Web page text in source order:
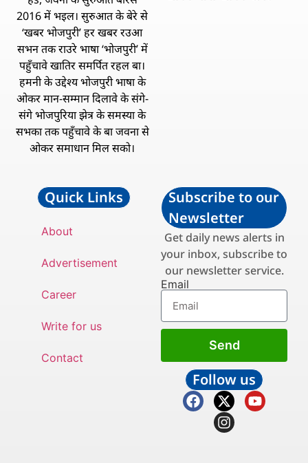
2016 में भइल। सुरुआत के बेरे से
‘खबर भोजपुरी’ हर खबर रउआ
सभन तक राउरे भाषा ‘भोजपुरी’ में
पहुँचावे खातिर समर्पित रहल बा।
हमनी के उद्देश्य भोजपुरी भाषा के
ओकर मान-सम्मान दिलावे के संगे-
संगे भोजपुरिया झेत्र के समस्या के
सभका तक पहुँचावे के बा जवना से
ओकर समाधान मिल सको।
Quick Links
About
Advertisement
Career
Write for us
Contact
Subscribe to our
Newsletter
Get daily news alerts in
your inbox, subscribe to
our newsletter service.
Email
Send
Follow us